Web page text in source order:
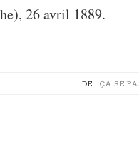
26 avril 1889.
DE : ÇA SE